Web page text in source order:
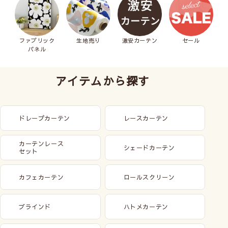
ファブリック
パネル
生地売り 激安カーテン セール
アイテムから探す
ドレープカーテン レースカーテン
カーテンレース
セット
シェードカーテン
カフェカーテン ロールスクリーン
ブラインド ハトメカーテン